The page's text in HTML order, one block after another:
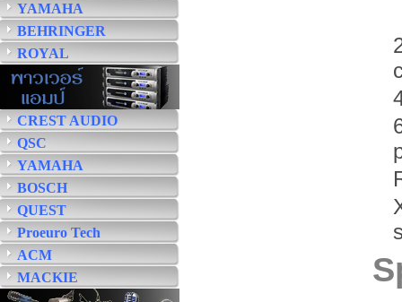
YAMAHA
BEHRINGER
ROYAL
CREST AUDIO
QSC
YAMAHA
BOSCH
QUEST
Proeuro Tech
ACM
MACKIE